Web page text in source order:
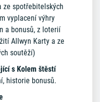
ze spotřebitelských
vyplacení výhry
a bonusů, z loterií
Allwyn Karty a ze
soutěží)
s Kolem štěstí
historie bonusů.